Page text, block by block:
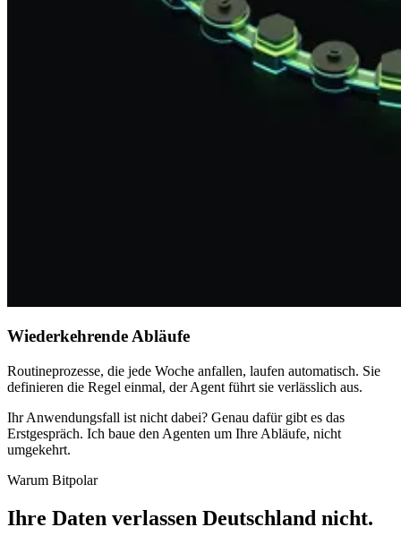
Wiederkehrende Abläufe
Routineprozesse, die jede Woche anfallen, laufen automatisch. Sie
definieren die Regel einmal, der Agent führt sie verlässlich aus.
Ihr Anwendungsfall ist nicht dabei? Genau dafür gibt es das
Erstgespräch. Ich baue den Agenten um Ihre Abläufe, nicht
umgekehrt.
Warum Bitpolar
Ihre Daten verlassen Deutschland nicht.